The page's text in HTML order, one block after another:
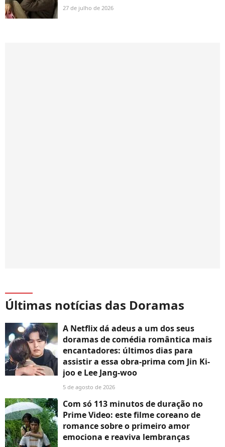
27 de julho de 2026
Últimas notícias das Doramas
A Netflix dá adeus a um dos seus
doramas de comédia romântica mais
encantadores: últimos dias para
assistir a essa obra-prima com Jin Ki-
joo e Lee Jang-woo
5 de agosto de 2026
Com só 113 minutos de duração no
Prime Video: este filme coreano de
romance sobre o primeiro amor
emociona e reaviva lembranças